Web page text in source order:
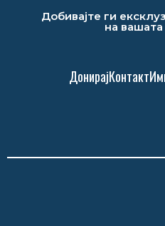
Добивајте ги
на
ДонирајКонтакт